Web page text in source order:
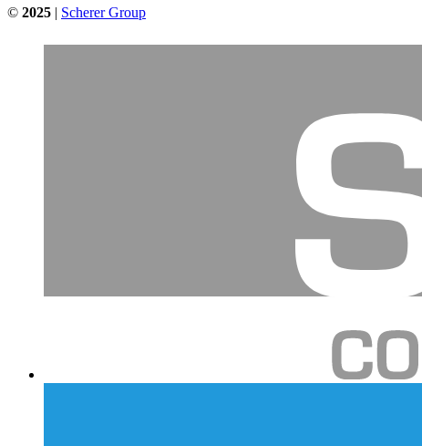
© 2025 | Scherer Group